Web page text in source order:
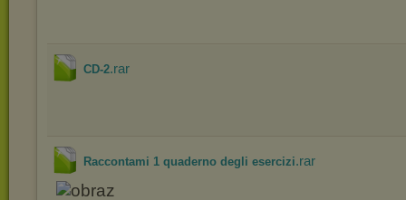
CD-2.rar
Raccontami 1 quaderno degli esercizi.rar